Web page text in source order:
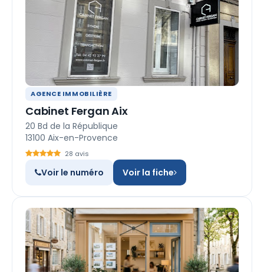
AGENCE IMMOBILIÈRE
Cabinet Fergan Aix
20 Bd de la République
13100 Aix-en-Provence
28 avis
Voir le numéro Voir la fiche